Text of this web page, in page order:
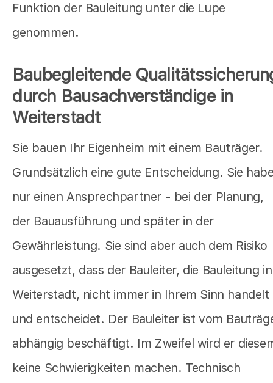
Funktion der Bauleitung unter die Lupe
genommen.
Baubegleitende
durch Bausachverständige in
Weiterstadt
Sie bauen Ihr Eigenheim mit einem Bauträger.
Grundsätzlich eine gute Entscheidung. Sie
nur einen Ansprechpartner - bei der Planung,
der Bauausführung und später in der
Gewährleistung. Sie sind aber auch dem Risiko
ausgesetzt, dass der Bauleiter, die Bauleitung in
Weiterstadt, nicht immer in Ihrem Sinn handelt
und entscheidet. Der Bauleiter ist vom
abhängig beschäftigt. Im Zweifel wird er
keine Schwierigkeiten machen. Technisch